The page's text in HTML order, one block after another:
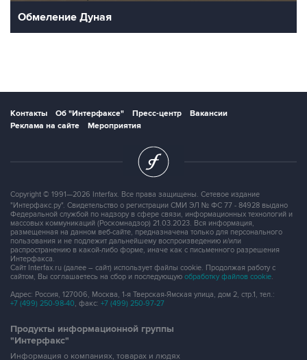
Обмеление Дуная
Контакты Об "Интерфаксе" Пресс-центр
Вакансии
Реклама на сайте
Мероприятия
Copyright © 1991—2026 Interfax. Все права защищены. Сетевое издание
"Интерфакс.ру". Свидетельство о регистрации СМИ ЭЛ № ФС 77 - 84928 выдано
Федеральной службой по надзору в сфере связи, информационных технологий и
массовых коммуникаций (Роскомнадзор) 21.03.2023. Вся информация,
размещенная на данном веб-сайте, предназначена только для персонального
пользования и не подлежит дальнейшему воспроизведению и/или
распространению в какой-либо форме, иначе как с письменного разрешения
Интерфакса.
Сайт Interfax.ru (далее – сайт) использует файлы cookie. Продолжая работу с
сайтом, Вы соглашаетесь на сбор и последующую обработку файлов cookie.
Адрес: Россия, 127006, Москва, 1-я Тверская-Ямская улица, дом 2, стр.1, тел.:
+7 (499) 250-98-40, факс: +7 (499) 250-97-27
Продукты информационной группы
"Интерфакс"
Информация о компаниях, товарах и людях